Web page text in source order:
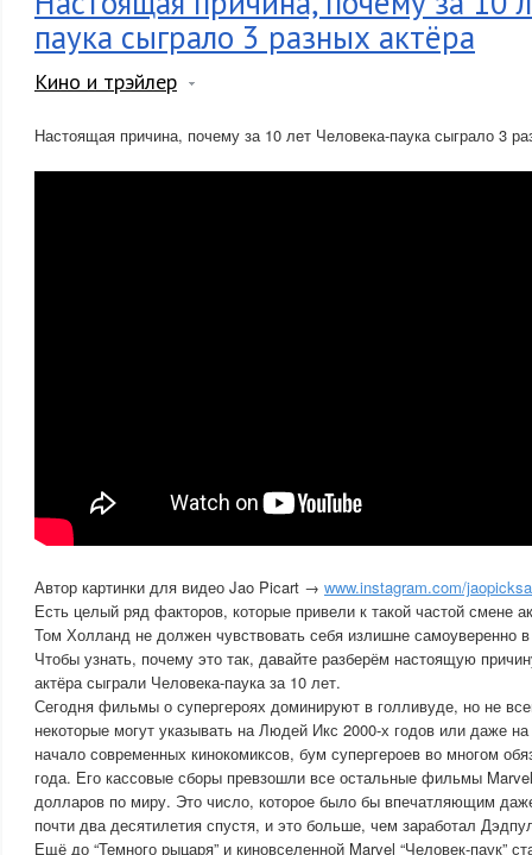
паука сыграло 3 разных актёра
Кино и трэйлер
Настоящая причина, почему за 10 лет Человека-паука сыграло 3
Автор картинки для видео Jao Picart → www.instagram.com/
Есть целый ряд факторов, которые привели к такой частой смене
Том Холланд не должен чувствовать себя излишне самоуверенно
Чтобы узнать, почему это так, давайте разберём настоящую
актёра сыграли Человека-паука за 10 лет.
Сегодня фильмы о супергероях доминируют в голливуде, но не
некоторые могут указывать на Людей Икс 2000-х годов или даже
начало современных кинокомиксов, бум супергероев во многом
года. Его кассовые сборы превзошли все остальные фильмы
долларов по миру. Это число, которое было бы впечатляющим
почти два десятилетия спустя, и это больше, чем заработал
Ещё до “Темного рыцаря” и киновселенной Marvel “Человек-паук”